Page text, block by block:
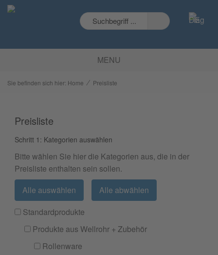
MENU
Sie befinden sich hier: Home ⁄ Preisliste
Preisliste
Schritt 1: Kategorien auswählen
Bitte wählen Sie hier die Kategorien aus, die in der
Preisliste enthalten sein sollen.
Alle auswählen
Alle abwählen
Standardprodukte
Produkte aus Wellrohr + Zubehör
Rollenware